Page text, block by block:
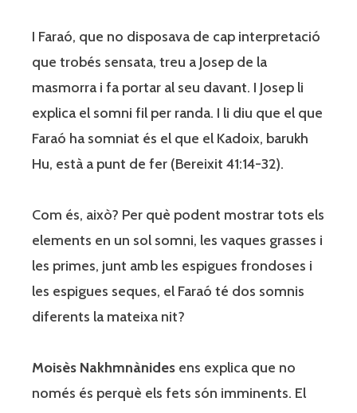
I Faraó, que no disposava de cap interpretació
que trobés sensata, treu a Josep de la
masmorra i fa portar al seu davant. I Josep li
explica el somni fil per randa. I li diu que el que
Faraó ha somniat és el que el Kadoix, barukh
Hu, està a punt de fer (Bereixit 41:14-32).
Com és, això? Per què podent mostrar tots els
elements en un sol somni, les vaques grasses i
les primes, junt amb les espigues frondoses i
les espigues seques, el Faraó té dos somnis
diferents la mateixa nit?
Moisès Nakhmnànides ens explica que no
només és perquè els fets són imminents. El